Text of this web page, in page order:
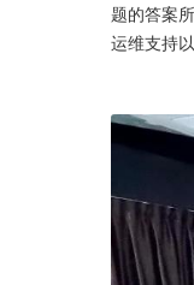
题的答案
运维支持